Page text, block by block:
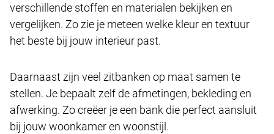
verschillende stoffen en materialen bekijken en
vergelijken. Zo zie je meteen welke kleur en textuur
het beste bij jouw interieur past.
Daarnaast zijn veel zitbanken op maat samen te
stellen. Je bepaalt zelf de afmetingen, bekleding en
afwerking. Zo creëer je een bank die perfect aansluit
bij jouw woonkamer en woonstijl.